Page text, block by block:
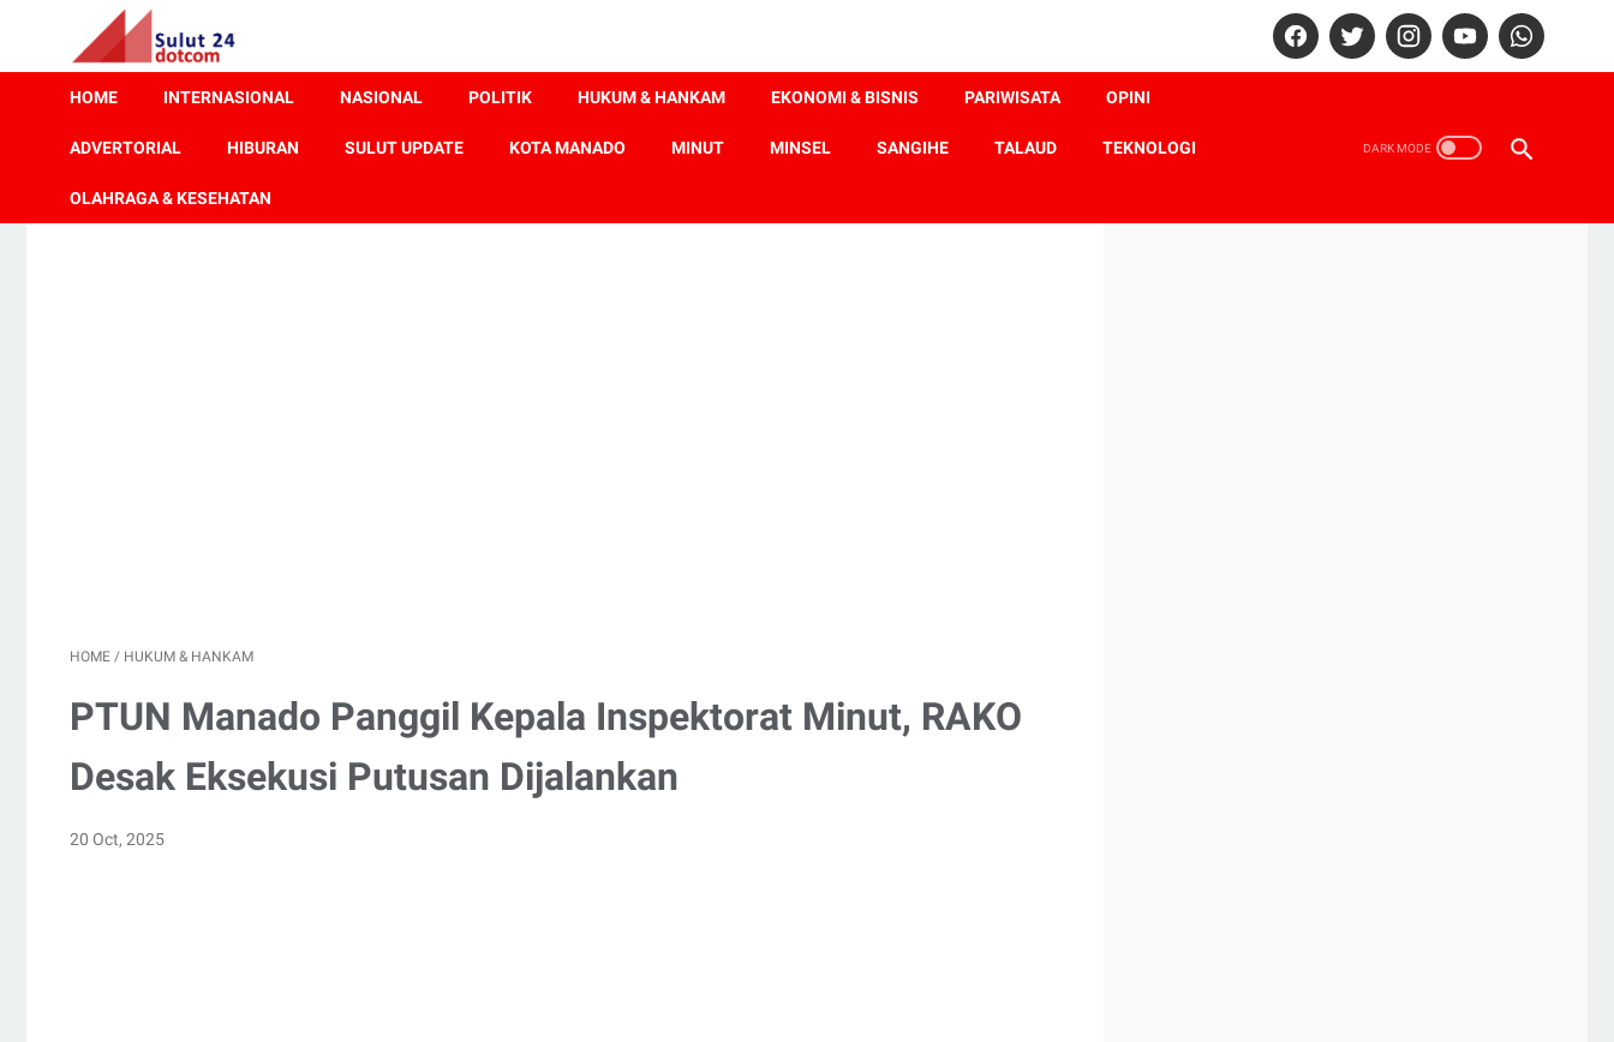
HOME INTERNASIONAL NASIONAL POLITIK HUKUM & HANKAM EKONOMI & BISNIS PARIWISATA OPINI
ADVERTORIAL HIBURAN SULUT UPDATE KOTA MANADO MINUT MINSEL SANGIHE TALAUD TEKNOLOGI
OLAHRAGA & KESEHATAN
HOME / HUKUM & HANKAM
PTUN Manado Panggil Kepala Inspektorat Minut, RAKO
Desak Eksekusi Putusan Dijalankan
20 Oct, 2025